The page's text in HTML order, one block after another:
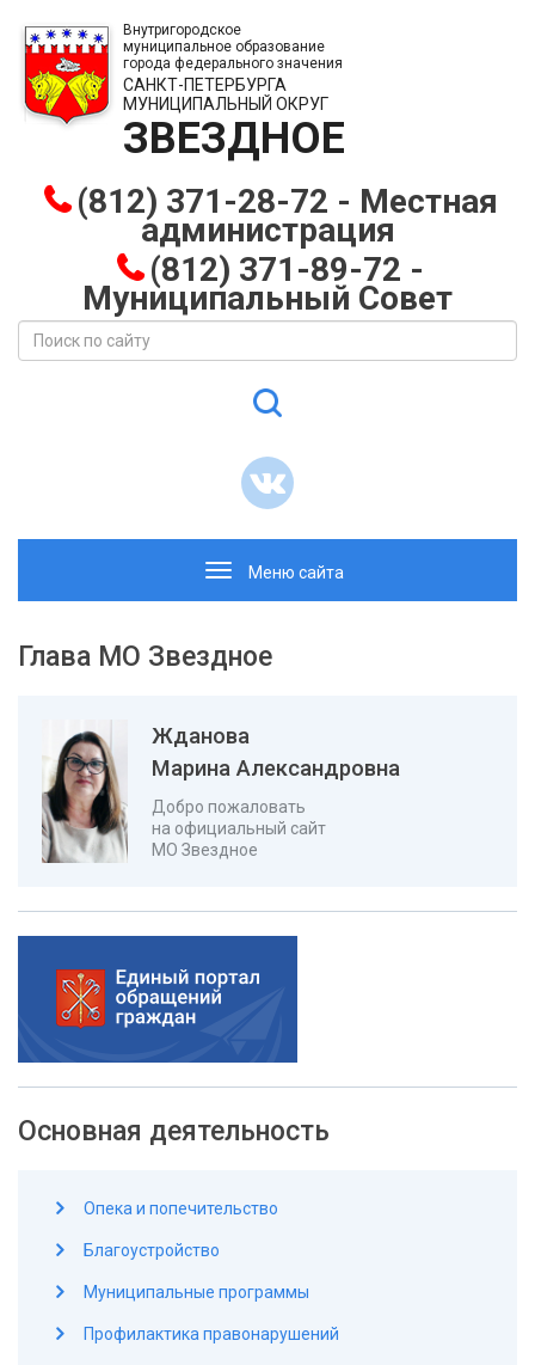
Внутригородское
муниципальное образование
города федерального значения
САНКТ-ПЕТЕРБУРГА
МУНИЦИПАЛЬНЫЙ ОКРУГ
ЗВЕЗДНОЕ
(812) 371-28-72 - Местная
администрация
(812) 371-89-72 -
Муниципальный Совет
ToggleМеню сайта
Глава МО Звездное
Жданова
Марина Александровна
Добро пожаловать
на официальный сайт
МО Звездное
Основная деятельность
Опека и попечительство
Благоустройство
Муниципальные программы
Профилактика правонарушений